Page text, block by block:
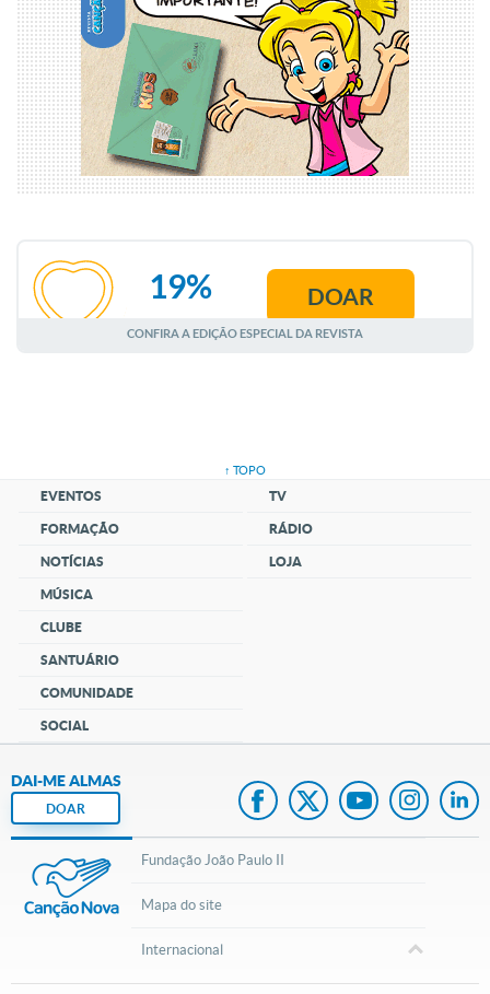
AGOSTO
19% DOAR
CONFIRA A EDIÇÃO ESPECIAL DA REVISTA
↑ TOPO
EVENTOS
FORMAÇÃO
NOTÍCIAS
MÚSICA
CLUBE
SANTUÁRIO
COMUNIDADE
SOCIAL
TV
RÁDIO
LOJA
DAI-ME ALMAS
DOAR
Fundação João Paulo II
Mapa do site
Internacional